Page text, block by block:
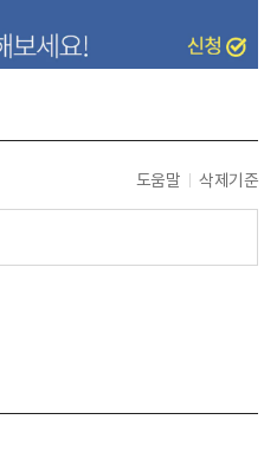
도움말 삭제기준